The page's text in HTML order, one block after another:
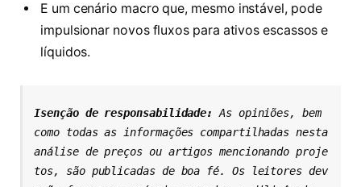
E um cenário macro que, mesmo instável, pode
impulsionar novos fluxos para ativos escassos e
líquidos.
Isenção de responsabilidade: As opiniões, bem
como todas as informações compartilhadas nesta
análise de preços ou artigos mencionando proje
tos, são publicadas de boa fé. Os leitores dev